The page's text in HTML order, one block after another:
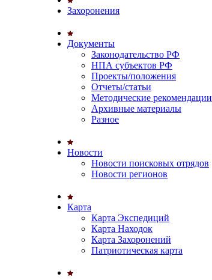
Захоронения
Документы
Законодательство РФ
НПА субъектов РФ
Проекты/положения
Отчеты/статьи
Методические рекомендации
Архивные материалы
Разное
Новости
Новости поисковых отрядов
Новости регионов
Карта
Карта Экспедиций
Карта Находок
Карта Захоронений
Патриотическая карта